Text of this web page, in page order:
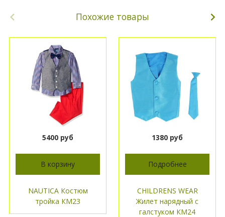
Похожие товары
5400 руб
В корзину
NAUTICA Костюм
тройка КМ23
1380 руб
Подробнее
CHILDRENS WEAR
Жилет нарядный с
галстуком КМ24